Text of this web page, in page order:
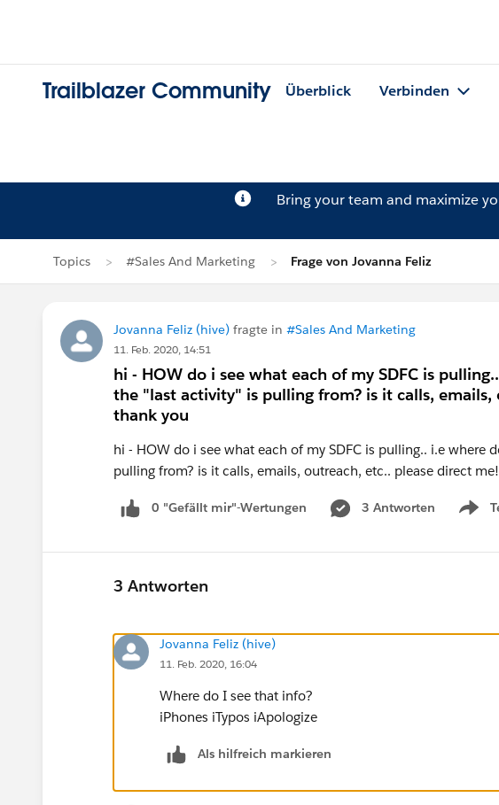
Trailblazer Community Überblick Verbinden
Bring your team and maximize
Topics #Sales And Marketing Frage von Jovanna Feliz
Jovanna Feliz (hive) fragte in #Sales And Marketing
11. Feb. 2020, 14:51
hi - HOW do i see what each of my SDFC is
the "last activity" is pulling from? is it calls,
thank you
hi - HOW do i see what each of my SDFC is pulling.. i.e where
pulling from? is it calls, emails, outreach, etc.. please direct
0 "Gefällt mir"-Wertungen 3 Antworten
Show
3 Antworten
Jovanna Feliz (hive)
11. Feb. 2020, 16:04
Where do I see that info?
iPhones iTypos iApologize
Als hilfreich markieren